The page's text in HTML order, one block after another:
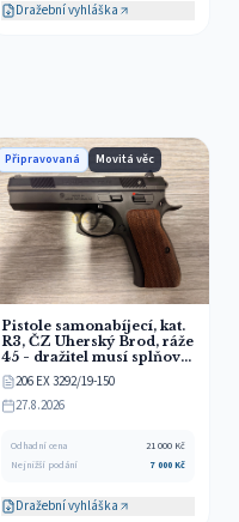
Dražební vyhláška
Připravovaná Movitá věc
Pistole samonabíjecí, kat.
R3, ČZ Uherský Brod, ráže
45 - dražitel musí splňovat
zákonné podmínky pro
nabývání a držení zbraně!
206 EX 3292/19-150
27.8.2026
Odhadní cena 21 000 Kč
Nejnižší podání
7 000Kč
Dražební vyhláška